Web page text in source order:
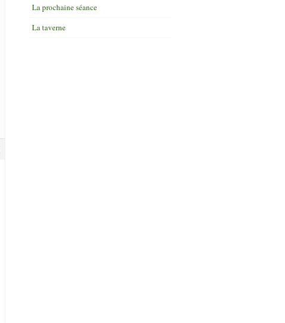
La prochaine séance
La taverne